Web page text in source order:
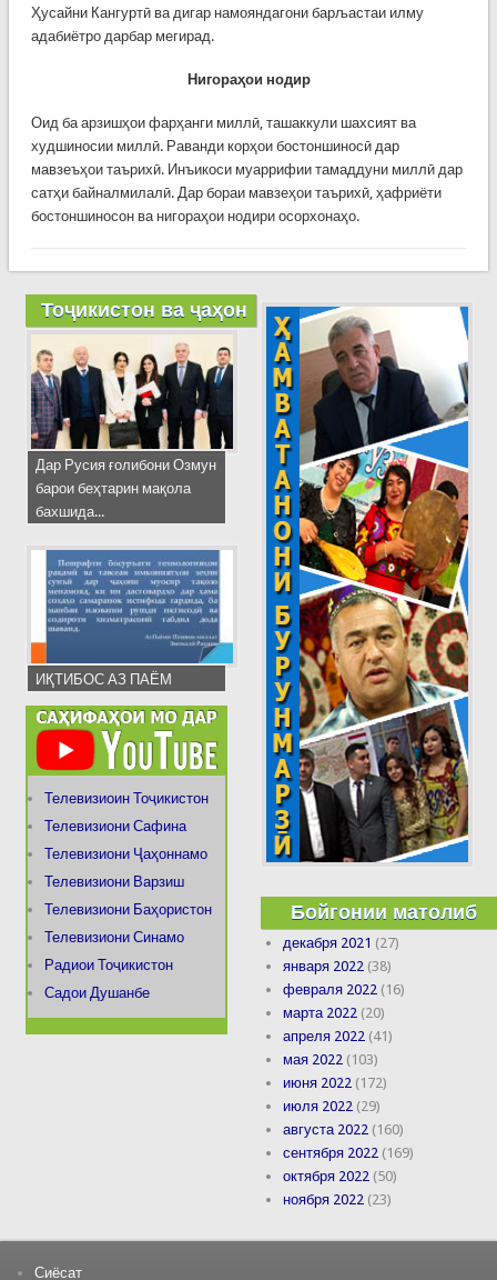
Ҳусайни Кангуртӣ ва дигар намояндагони барљастаи илму
адабиётро дарбар мегирад.
Нигораҳои нодир
Оид ба арзишҳои фарҳанги миллӣ, ташаккули шахсият ва
худшиносии миллӣ. Раванди корҳои бостоншиносӣ дар
мавзеъҳои таърихӣ. Инъикоси муаррифии тамаддуни миллӣ дар
сатҳи байналмилалӣ. Дар бораи мавзеҳои таърихӣ, ҳафриёти
бостоншиносон ва нигораҳои нодири осорхонаҳо.
Тоҷикистон ва ҷаҳон
Дар Русия ғолибони Озмун
барои беҳтарин мақола
бахшида...
ИҚТИБОС АЗ ПАЁМ
Телевизиоин Тоҷикистон
Телевизиони Сафина
Телевизиони Ҷаҳоннамо
Телевизиони Варзиш
Телевизиони Баҳористон
Телевизиони Синамо
Радиои Тоҷикистон
Садои Душанбе
Бойгонии матолиб
декабря 2021 (27)
января 2022 (38)
февраля 2022 (16)
марта 2022 (20)
апреля 2022 (41)
мая 2022 (103)
июня 2022 (172)
июля 2022 (29)
августа 2022 (160)
сентября 2022 (169)
октября 2022 (50)
ноября 2022 (23)
Сиёсат